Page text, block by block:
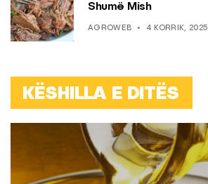
Shumë Mish
AGROWEB 4 KORRIK, 2025
KËSHILLA E DITËS